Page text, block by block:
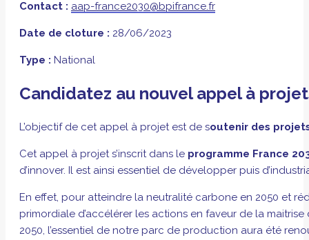
Contact : aap-france2030@bpifrance.fr
Date de cloture : 28/06/2023
Type : National
Candidatez au nouvel appel à
L’objectif de cet appel à projet est de soutenir des
Cet appel à projet s’inscrit dans le programme France
d’innover. Il est ainsi essentiel de développer puis
En effet, pour atteindre la neutralité carbone en 2050 et
primordiale d’accélérer les actions en faveur de la
2050, l’essentiel de notre parc de production aura été